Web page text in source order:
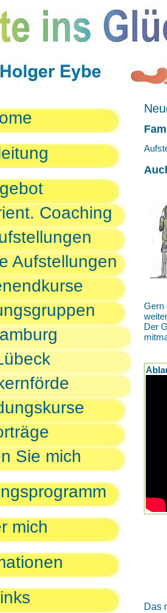
Coaching
Aufstellungen
Sie mich
mich
Gern
Der
Das